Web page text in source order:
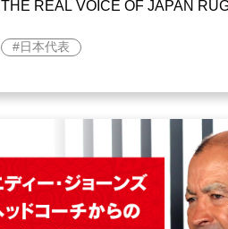
THE REAL VOICE OF JAPAN
日本代表